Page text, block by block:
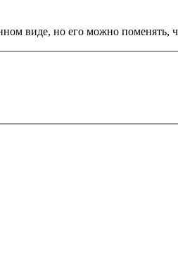
виде, но его можно поменять,